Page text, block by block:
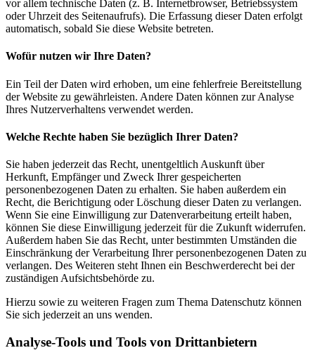
vor allem technische Daten (z. B. Internetbrowser, Betriebssystem
oder Uhrzeit des Seitenaufrufs). Die Erfassung dieser Daten erfolgt
automatisch, sobald Sie diese Website betreten.
Wofür nutzen wir Ihre Daten?
Ein Teil der Daten wird erhoben, um eine fehlerfreie Bereitstellung
der Website zu gewährleisten. Andere Daten können zur Analyse
Ihres Nutzerverhaltens verwendet werden.
Welche Rechte haben Sie bezüglich Ihrer Daten?
Sie haben jederzeit das Recht, unentgeltlich Auskunft über
Herkunft, Empfänger und Zweck Ihrer gespeicherten
personenbezogenen Daten zu erhalten. Sie haben außerdem ein
Recht, die Berichtigung oder Löschung dieser Daten zu verlangen.
Wenn Sie eine Einwilligung zur Datenverarbeitung erteilt haben,
können Sie diese Einwilligung jederzeit für die Zukunft widerrufen.
Außerdem haben Sie das Recht, unter bestimmten Umständen die
Einschränkung der Verarbeitung Ihrer personenbezogenen Daten zu
verlangen. Des Weiteren steht Ihnen ein Beschwerderecht bei der
zuständigen Aufsichtsbehörde zu.
Hierzu sowie zu weiteren Fragen zum Thema Datenschutz können
Sie sich jederzeit an uns wenden.
Analyse-Tools und Tools von Dritt­anbietern